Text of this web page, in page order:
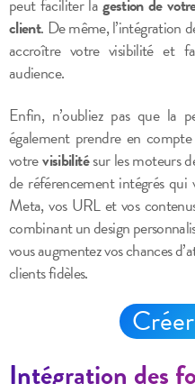
client. De même, l’intégration
accroître votre visibilité et
audience.
Enfin, n’oubliez pas que la
également prendre en compte
votrevisibilitésur les moteurs
de référencement intégrés qui
Meta, vos URL et vos
combinant un design
vous augmentez vos chances
clients fidèles.
Intégration des